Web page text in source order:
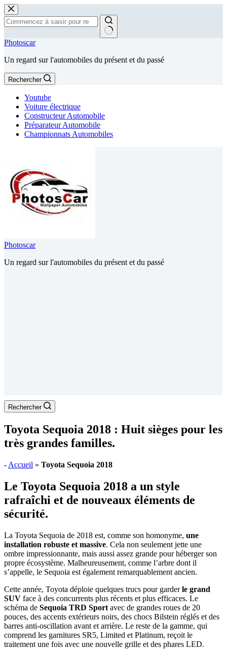
Passer
au
contenu
Aucun
Photoscar
Un regard sur l'automobiles du présent et du passé
Rechercher
Youtube
Voiture électrique
Constructeur Automobile
Préparateur Automobile
Championnats Automobiles
Photoscar
Un regard sur l'automobiles du présent et du passé
Rechercher
Toyota Sequoia 2018 : Huit sièges pour les
très grandes familles.
- Accueil » Toyota Sequoia 2018
Le Toyota Sequoia 2018 a un style
rafraîchi et de nouveaux éléments de
sécurité.
La Toyota Sequoia de 2018 est, comme son homonyme, une
installation robuste et massive. Cela non seulement jette une
ombre impressionnante, mais aussi assez grande pour héberger son
propre écosystème. Malheureusement, comme l’arbre dont il
s’appelle, le Sequoia est également remarquablement ancien.
Cette année, Toyota déploie quelques trucs pour garderle grand
SUV face à des concurrents plus récents et plus efficaces. Le
schéma de Sequoia TRD Sport avec de grandes roues de 20
pouces, des accents extérieurs noirs, des chocs Bilstein réglés et des
barres anti-oscillation avant et arrière. Le reste de la gamme, qui
comprend les garnitures SR5, Limited et Platinum, reçoit le
traitement une fois avec une nouvelle grille et des phares LED.